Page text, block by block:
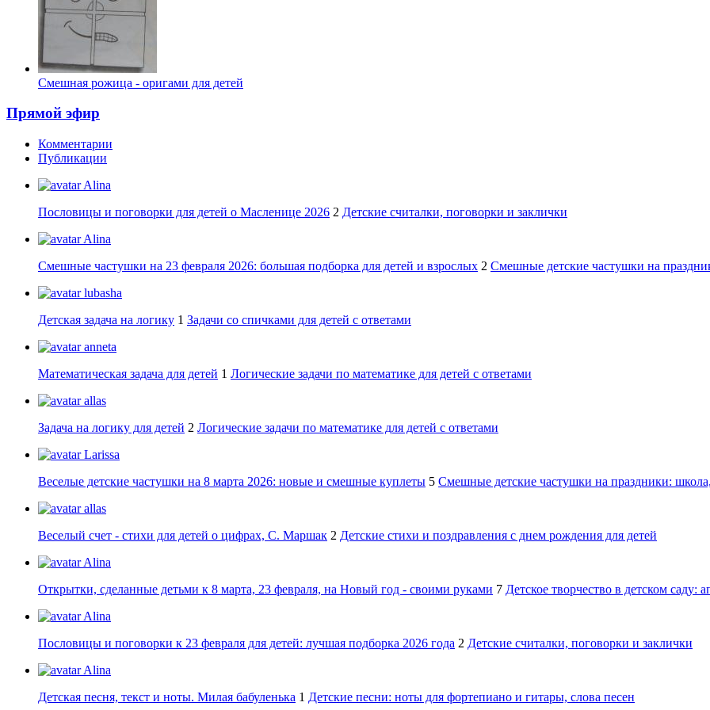
Смешная рожица - оригами для детей
Прямой эфир
Комментарии
Публикации
Alina
Пословицы и поговорки для детей о Масленице 2026 2 Детские считалки, поговорки и заклички
Alina
Смешные частушки на 23 февраля 2026: большая подборка для детей и взрослых 2 Смешные детские частушки на
lubasha
Детская задача на логику 1 Задачи со спичками для детей с ответами
anneta
Математическая задача для детей 1 Логические задачи по математике для детей с ответами
allas
Задача на логику для детей 2 Логические задачи по математике для детей с ответами
Larissa
Веселые детские частушки на 8 марта 2026: новые и смешные куплеты 5 Смешные детские частушки на праздники:
allas
Веселый счет - стихи для детей о цифрах, С. Маршак 2 Детские стихи и поздравления с днем рождения для детей
Alina
Открытки, сделанные детьми к 8 марта, 23 февраля, на Новый год - своими руками 7 Детское творчество в детском саду:
Alina
Пословицы и поговорки к 23 февраля для детей: лучшая подборка 2026 года 2 Детские считалки, поговорки и заклички
Alina
Детская песня, текст и ноты. Милая бабуленька 1 Детские песни: ноты для фортепиано и гитары, слова песен